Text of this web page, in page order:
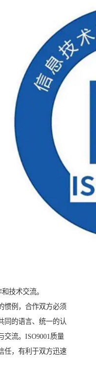
技术交流。
惯例，合作双方必须
同的语言、统一的认
交流。ISO9001质量
任，有利于双方迅速